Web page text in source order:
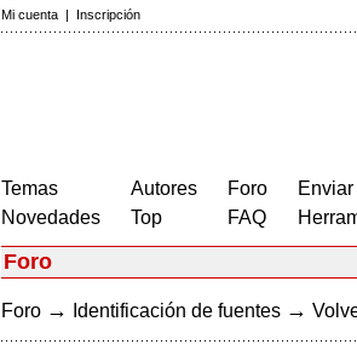
Mi cuenta | Inscripción
Temas
Novedades
Autores
Top
Foro
FAQ
Foro
Foro → Identificación de fuentes →